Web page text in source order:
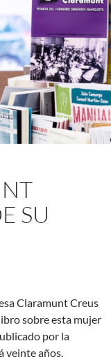
SU
Claramunt Creus
sobre esta mujer
por la
veinte años.